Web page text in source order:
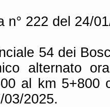
n° 222 del 24/
54 dei
alternato
al km 5+800
2025.